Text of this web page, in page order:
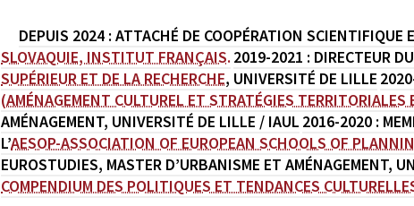
DEPUIS 2024 : ATTACHÉ DE COOPÉRATION SCIENTIFIQUE
SLOVAQUIE, INSTITUT FRANÇAIS. 2019-2021 : DIRECTEUR
SUPÉRIEUR ET DE LA RECHERCHE, UNIVERSITÉ DE LILLE
(AMÉNAGEMENT CULTUREL ET STRATÉGIES TERRITORIALES
AMÉNAGEMENT, UNIVERSITÉ DE LILLE / IAUL 2016-2020 :
L’AESOP-ASSOCIATION OF EUROPEAN SCHOOLS OF
EUROSTUDIES, MASTER D’URBANISME ET AMÉNAGEMENT,
COMPENDIUM DES POLITIQUES ET TENDANCES